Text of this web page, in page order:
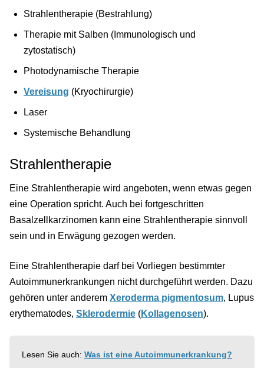
Strahlentherapie (Bestrahlung)
Therapie mit Salben (Immunologisch und
zytostatisch)
Photodynamische Therapie
Vereisung (Kryochirurgie)
Laser
Systemische Behandlung
Strahlentherapie
Eine Strahlentherapie wird angeboten, wenn etwas gegen
eine Operation spricht. Auch bei fortgeschritten
Basalzellkarzinomen kann eine Strahlentherapie sinnvoll
sein und in Erwägung gezogen werden.
Eine Strahlentherapie darf bei Vorliegen bestimmter
Autoimmunerkrankungen nicht durchgeführt werden. Dazu
gehören unter anderem Xeroderma pigmentosum, Lupus
erythematodes, Sklerodermie (Kollagenosen).
Lesen Sie auch: Was ist eine Autoimmunerkrankung?